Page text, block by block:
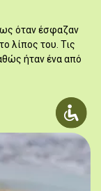
όταν έσφαζαν
λίπος του. Τις
ήταν ένα από